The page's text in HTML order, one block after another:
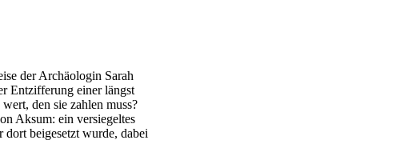
der Archäologin Sarah
Entzifferung einer längst
den sie zahlen muss?
Aksum: ein versiegeltes
beigesetzt wurde, dabei